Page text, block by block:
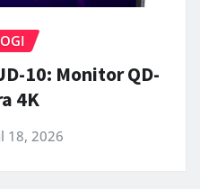
10: Monitor QD-
4K
18, 2026